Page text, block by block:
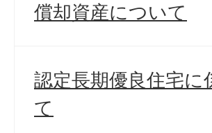
償却資産について
認定長期優良住宅
て